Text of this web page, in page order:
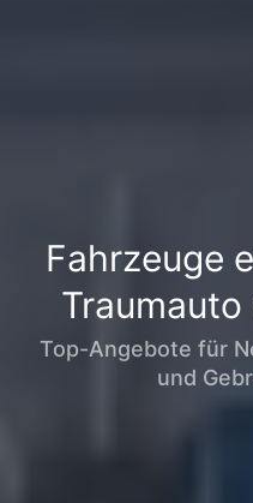
Fahrzeuge
Top-Angebote für
und